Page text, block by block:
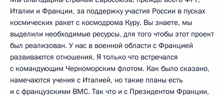
Италии и Франции, за поддержку участия России в пусках
космических ракет с космодрома Куру. Вы знаете, мы
выделили необходимые ресурсы, для того чтобы этот проект
был реализован. У нас в военной области с Францией
развиваются отношения. Я только что встречался
с командующим Черноморским флотом. Как было сказано,
намечаются учения с Италией, но такие планы есть
и с французскими ВМС. Так что и с Президентом Франции,